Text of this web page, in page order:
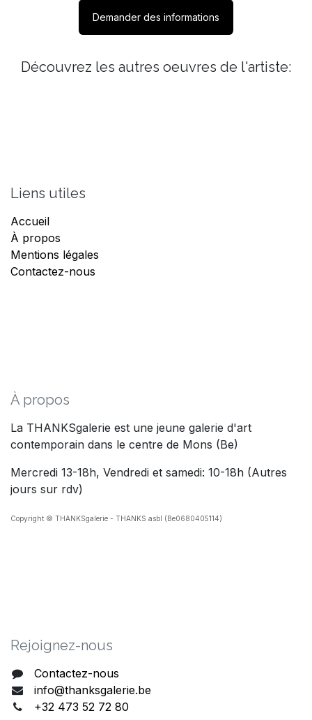
Demander des informations
Découvrez les autres oeuvres de l'artiste:
Liens utiles
Accueil
À propos
Mentions légales
Contactez-nous
À propos
La THANKSgalerie est une jeune galerie d'art
contemporain dans le centre de Mons (Be)
Mercredi 13-18h, Vendredi et samedi: 10-18h (Autres
jours sur rdv)
Copyright © THANKSgalerie - THANKS asbl (Be0680405114)
Rejoig​nez-nous
Contactez-nous
info@thanksgalerie.be
+32 473 52 72 80